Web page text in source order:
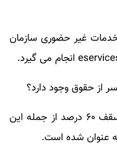
غیر حضوری سازمان
تسویه کامل گواهی قبلی و وجود سقف ۶۰ درصد از جمله این
عنوان شده است.